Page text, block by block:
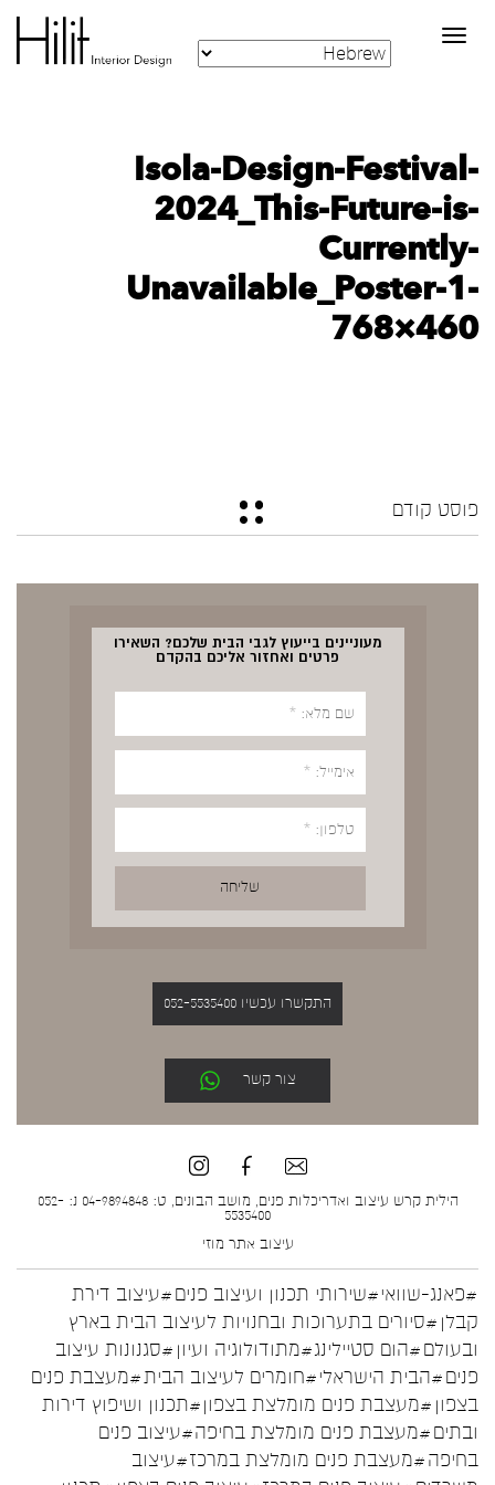
Toggle
navigation
Isola-Design-Festival-
2024_This-Future-is-
Currently-
Unavailable_Poster-1-
768×460
פוסט קודם
מעוניינים בייעוץ לגבי הבית שלכם? השאירו
פרטים ואחזור אליכם בהקדם
התקשרו עכשיו 052-5535400
צור קשר
הילית קרש עיצוב ואדריכלות פנים, מושב הבונים, ט: 04-9894848 נ: 052-
5535400
עיצוב אתר מוזי
#פאנג-שוואי#שירותי תכנון ועיצוב פנים#עיצוב דירת
קבלן #סיורים בתערוכות ובחנויות לעיצוב הבית בארץ
ובעולם#הום סטיילינג#מתודולוגיה ועיון #סגנונות עיצוב
פנים#הבית הישראלי#חומרים לעיצוב הבית#מעצבת פנים
בצפון #מעצבת פנים מומלצת בצפון#תכנון ושיפוץ דירות
ובתים#מעצבת פנים מומלצת בחיפה#עיצוב פנים
בחיפה#מעצבת פנים מומלצת במרכז#עיצוב